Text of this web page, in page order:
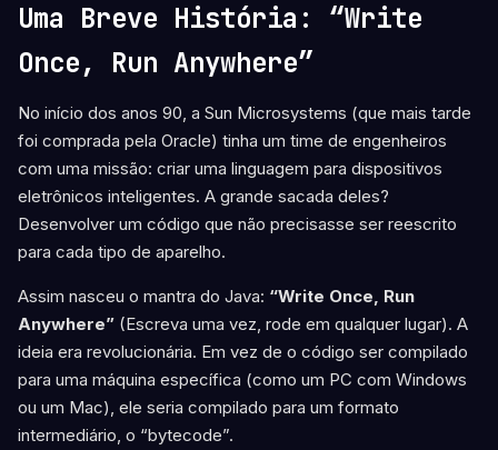
Uma Breve História: “Write
Once, Run Anywhere”
No início dos anos 90, a Sun Microsystems (que mais tarde
foi comprada pela Oracle) tinha um time de engenheiros
com uma missão: criar uma linguagem para dispositivos
eletrônicos inteligentes. A grande sacada deles?
Desenvolver um código que não precisasse ser reescrito
para cada tipo de aparelho.
Assim nasceu o mantra do Java: “Write Once, Run
Anywhere” (Escreva uma vez, rode em qualquer lugar). A
ideia era revolucionária. Em vez de o código ser compilado
para uma máquina específica (como um PC com Windows
ou um Mac), ele seria compilado para um formato
intermediário, o “bytecode”.